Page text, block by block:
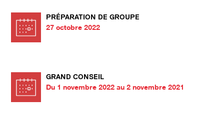
PRÉPARATION DE GROUPE
27 octobre 2022
GRAND CONSEIL
Du 1 novembre 2022 au 2 novembre 2021